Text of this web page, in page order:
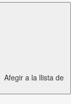
Afegir a la llista de